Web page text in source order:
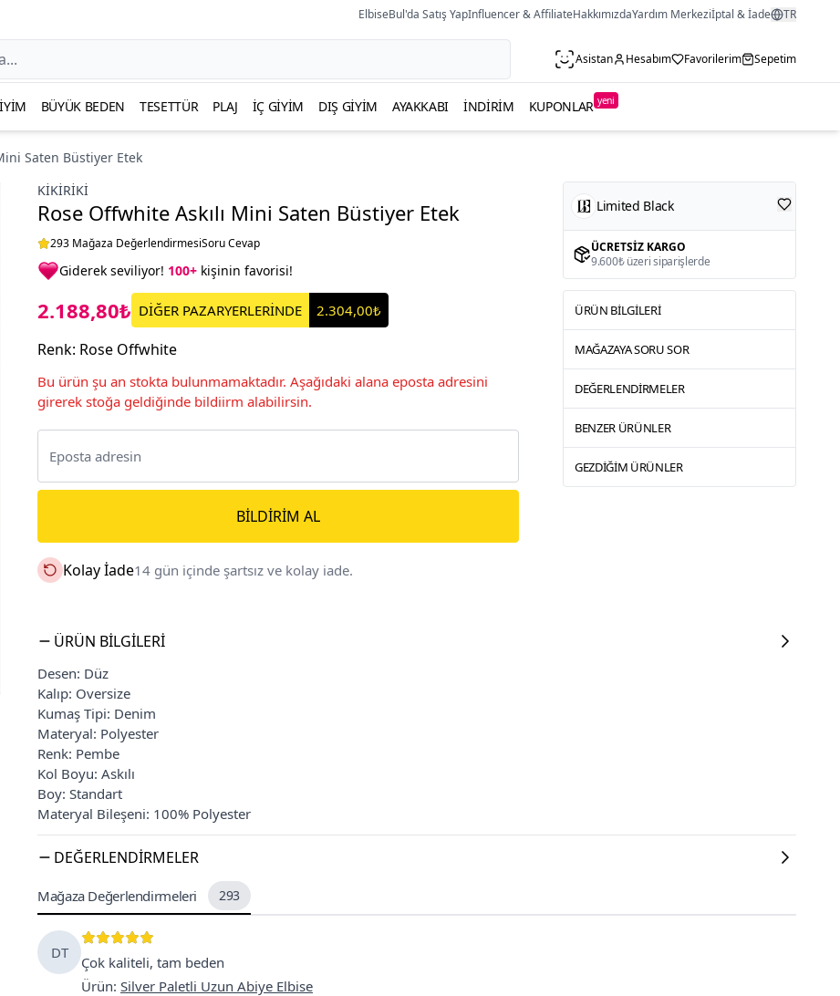
ElbiseBul'da Satış YapInfluencer & AffiliateHakkımızdaYardım Merkeziİptal & İade TR
Asistan Hesabım Favorilerim Sepetim
BÜYÜK BEDEN TESETTÜR PLAJ İÇ GIYIM DIŞ GIYIM AYAKKABI İNDIRIM KUPONLAR yeni
Saten Büstiyer Etek
KIKIRIKI
Rose Offwhite Askılı Mini Saten Büstiyer Etek
293 Mağaza DeğerlendirmesiSoru Cevap
Giderek seviliyor! 100+ kişinin favorisi!
2.188,80₺ DİĞER PAZARYERLERİNDE 2.304,00₺
Renk: Rose Offwhite
Bu ürün şu an stokta bulunmamaktadır. Aşağıdaki alana eposta adresini
girerek stoğa geldiğinde bildiirm alabilirsin.
BILDIRIM AL
Kolay İade14 gün içinde şartsız ve kolay iade.
Limited Black
ÜCRETSIZ KARGO
9.600₺ üzeri siparişlerde
ÜRÜN BILGILERI
MAĞAZAYA SORU SOR
DEĞERLENDIRMELER
BENZER ÜRÜNLER
GEZDIĞIM ÜRÜNLER
ÜRÜN BILGILERI
Desen: Düz
Kalıp: Oversize
Kumaş Tipi: Denim
Materyal: Polyester
Renk: Pembe
Kol Boyu: Askılı
Boy: Standart
Materyal Bileşeni: 100% Polyester
DEĞERLENDIRMELER
Mağaza Değerlendirmeleri 293
DT
Çok kaliteli, tam beden
Ürün: Silver Paletli Uzun Abiye Elbise